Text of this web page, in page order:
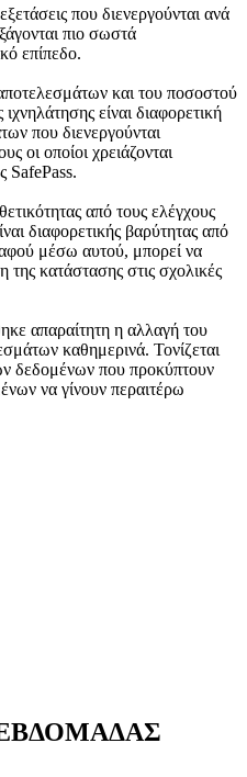
που διενεργούνται ανά
πιο σωστά
επίπεδο.
και του ποσοστού
είναι διαφορετική
που διενεργούνται
οι οποίοι χρειάζονται
SafePass.
από τους ελέγχους
διαφορετικής βαρύτητας από
μέσω αυτού, μπορεί να
κατάστασης στις σχολικές
απαραίτητη η αλλαγή του
καθημερινά. Τονίζεται
δεδομένων που προκύπτουν
να γίνουν περαιτέρω